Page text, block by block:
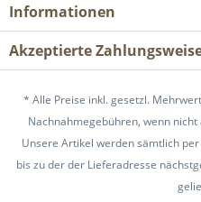
Informationen
Akzeptierte
* Alle Preise inkl. gesetzl.
Nachnahmegebühren, wenn
Unsere Artikel werden sämtlich
bis zu der der Lieferadresse